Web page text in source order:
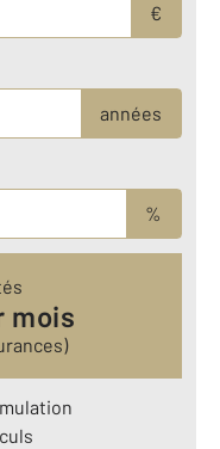
€
années
%
mois